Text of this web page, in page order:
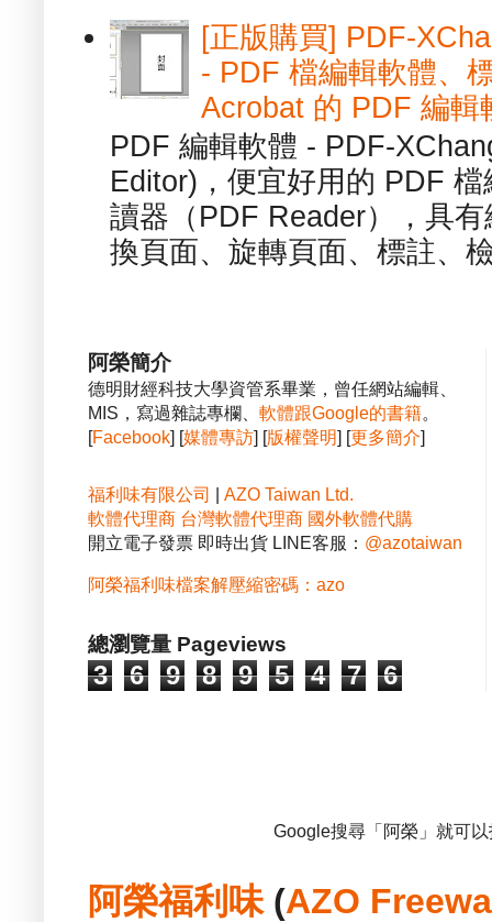
[正版購買] PDF-
- PDF 檔編輯軟體、
Acrobat 的 PDF 編輯
PDF 編輯軟體 - PDF-
Editor)，便宜好用的 PDF
讀器（PDF Reader），具
換頁面、旋轉頁面、標註、
阿榮簡介
德明財經科技大學資管系畢業，曾任網站編輯、
MIS，寫過雜誌專欄、 軟體跟Google的書籍。
[Facebook] [媒體專訪] [版權聲明] [更多簡介]
福利味有限公司
AZO Taiwan Ltd.
軟體代理商 台灣軟體代理商 國外軟體代購
開立電子發票 即時出貨 LINE客服： @azotaiwan
阿榮福利味檔案解壓縮密碼：azo
總瀏覽量 Pageviews
3 6 9 8 9 5 4 7 6
Google搜尋「阿榮」就可
阿榮福利味(AZO